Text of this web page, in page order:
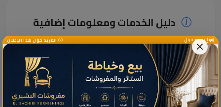
دليل الخدمات ومعلومات إضافية
دليل خدمات هذا النشاط
بالناظور
إعلان ممول المزيد حول هذا الإعلان